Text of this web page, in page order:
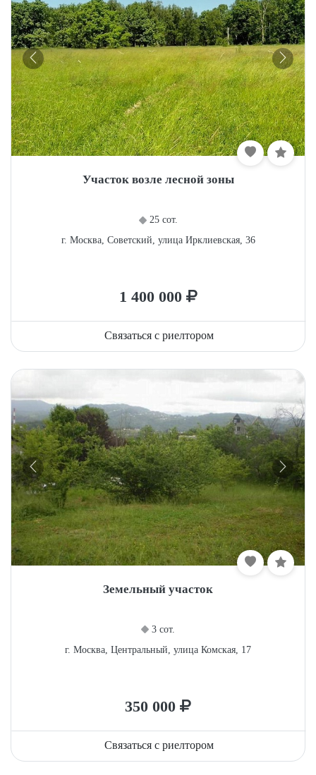
Участок возле лесной зоны
25 сот.
г. Москва, Советский, улица Ирклиевская, 36
1 400 000
Связаться с риелтором
Земельный участок
3 сот.
г. Москва, Центральный, улица Комская, 17
350 000
Связаться с риелтором